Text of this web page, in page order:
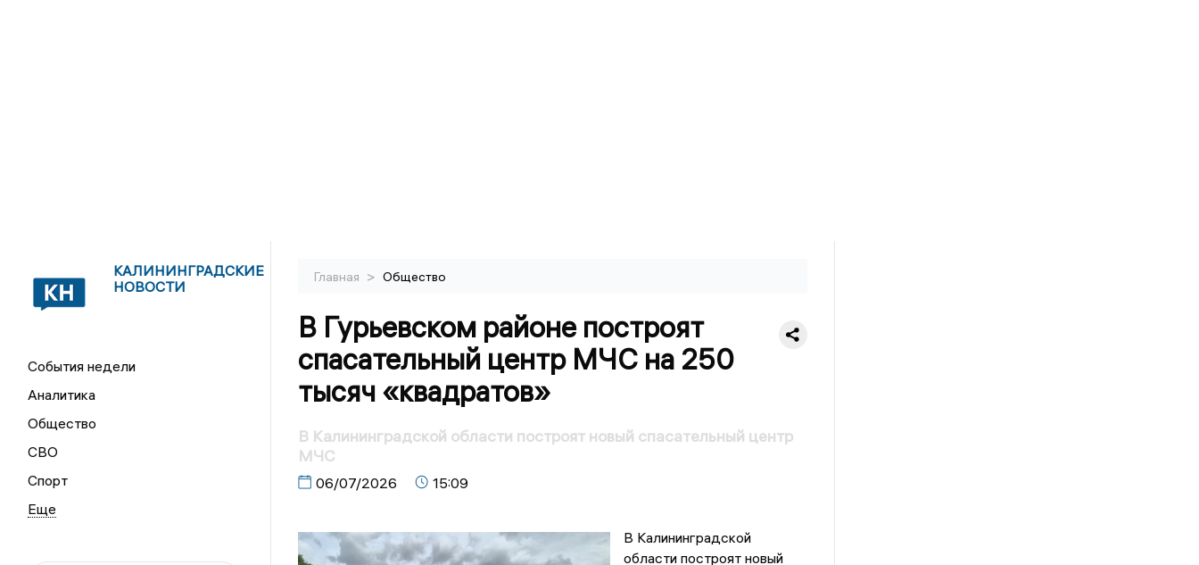
КАЛИНИНГРАДСКИЕ
НОВОСТИ
События недели
Аналитика
Общество
СВО
Спорт
Главная > Общество
В Гурьевском районе построят
спасательный центр МЧС на 250
тысяч «квадратов»
В Калининградской области построят новый спасательный центр
МЧС
06/07/2026 15:09
В Калининградской
области построят новый